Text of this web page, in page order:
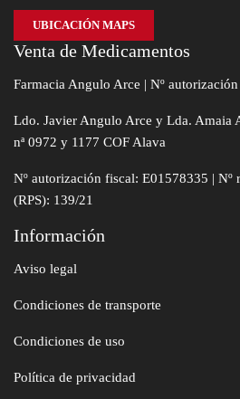
UBICACIÓN MAPS
Venta de Medicamentos
Farmacia Angulo Arce | Nº
Ldo. Javier Angulo Arce y Lda. Amaia
nª 0972 y 1177 COF Alava
Nº autorización fiscal: E01578335 | Nº
(RPS): 139/21
Información
Aviso legal
Condiciones de transporte
Condiciones de uso
Política de privacidad